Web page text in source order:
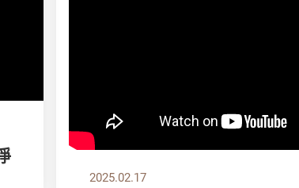
2025.02.17